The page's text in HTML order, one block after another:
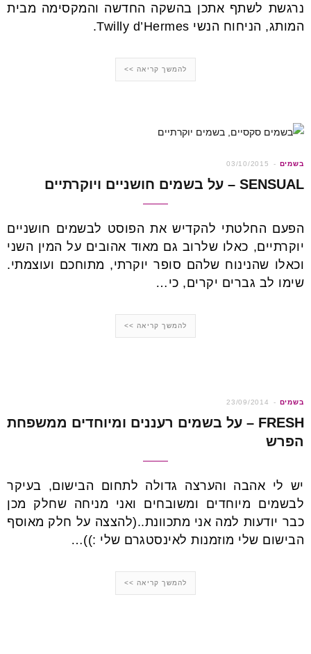
נרגשת לשתף אתכן בהשקה החדשה והמקסימה מבית
המותג, הניחוח הנשי Twilly d’Hermes.
להמשך קריאה >>
בשמים 03/10/2015
SENSUAL – על בשמים חושניים ויוקרתיים
הפעם החלטתי להקדיש את הפוסט לבשמים חושניים
יוקרתיים, כאלו שלרוב גם מאוד אהובים על המין השני
וכאלו שהנינוח שלהם סופר יוקרתי, מתוחכם ועוצמתי.
שימו לב גברים יקרים, כי…
להמשך קריאה >>
בשמים 23/09/2014
FRESH – על בשמים רעננים ומיוחדים ממשפחת
הפרש
יש לי אהבה והערצה גדולה לתחום הבישום, בעיקר
לבשמים מיוחדים ומשובחים ואני מניחה שחלק מכן
כבר יודעות למה אני מתכוונת..(להצצה על חלק מאוסף
הבישום שלי מוזמנות לאינסטגרם שלי :))…
להמשך קריאה >>